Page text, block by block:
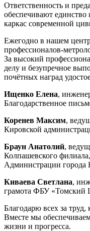
Ответственность и
обеспечивают
каркас современной
Ежегодно в нашем
За высокий
делу и безупречное
почётных наград
Ищенко Елена,
Благодарственное
Коренев Максим,
Кировской
Браун Анатолий,
Колпашевского
Администрации города
Киваева Светлана,
грамота ФБУ
Благодарю всех за труд,
Вместе мы
жизни и прогресса.